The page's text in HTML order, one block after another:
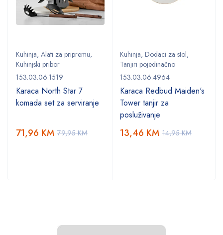
Kuhinja, Alati za pripremu,
Kuhinjski pribor
153.03.06.1519
Karaca North Star 7
komada set za serviranje
79,95KM
71,96 KM
Kuhinja, Dodaci za stol,
Tanjiri pojedinačno
153.03.06.4964
Karaca Redbud Maiden's
Tower tanjir za
posluživanje
14,95KM
13,46 KM